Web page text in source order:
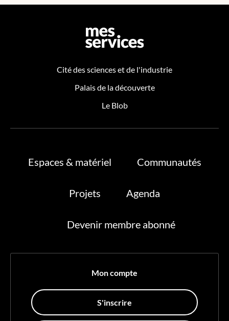
Cité des sciences et de l'industrie
Palais de la découverte
Le Blob
Mon compte
S'inscrire
Espaces & matériel Communautés
Projets Agenda
Devenir membre abonné